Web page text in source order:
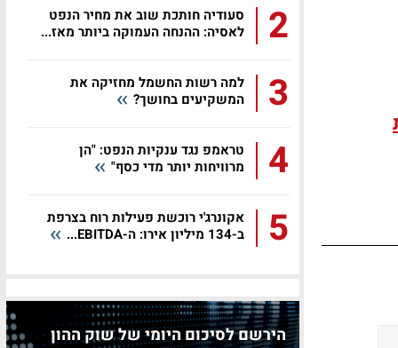
2
סעודיה חותכת שוב את מחיר הנפט
לאסיה: ההנחה העמוקה ביותר מאז...
3
למה רשות החשמל מחזיקה את
המשקיעים בחושך?
4
טראמפ נגד ענקיות הנפט: "הן
מרוויחות יותר מדי כסף"
5
אקונרג'י רוכשת פעילות רוח בצרפת
ב-134 מיליון אירו: ה-EBITDA...
הירשם לסיכום היומי של שוק ההון